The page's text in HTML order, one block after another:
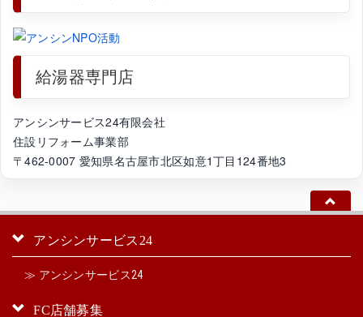
給湯器専門店
アンシンサービス24有限会社
住設リフォーム事業部
〒462-0007 愛知県名古屋市北区如意1丁目124番地3
アンシンサービス24
≫ アンシンサービス24
FC店舗募集